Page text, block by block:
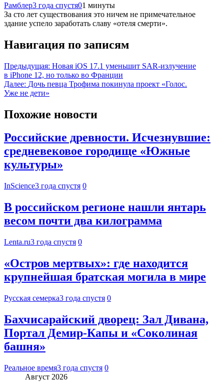
Рамблер3 года спустя01 минуты
За сто лет существования это ничем не примечательное
здание успело заработать славу «отеля смерти».
Навигация по записям
Предыдущая: Новая iOS 17.1 уменьшит SAR-излучение
в iPhone 12, но только во Франции
Далее: Дочь певца Трофима покинула проект «Голос.
Уже не дети»
Похожие новости
Российские древности. Исчезнувшие:
средневековое городище «Южные
культуры»
InScience3 года спустя 0
В российском регионе нашли янтарь
весом почти два килограмма
Lenta.ru3 года спустя 0
«Остров мертвых»: где находится
крупнейшая братская могила в мире
Русская семерка3 года спустя 0
Бахчисарайский дворец: Зал Дивана,
Портал Демир-Капы и «Соколиная
башня»
Реальное время3 года спустя 0
Август 2026